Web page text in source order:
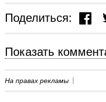
Поделиться:
Показать
На правах рекламы